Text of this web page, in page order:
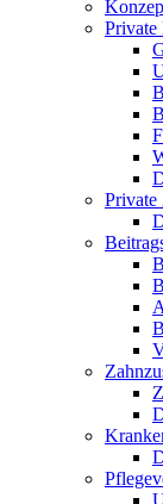
Private
Private